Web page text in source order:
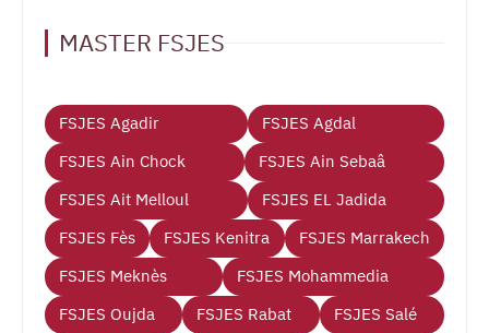
MASTER FSJES
FSJES Agadir
FSJES Agdal
FSJES Ain Chock
FSJES Ain Sebaâ
FSJES Ait Melloul
FSJES EL Jadida
FSJES Fès
FSJES Kenitra
FSJES Marrakech
FSJES Meknès
FSJES Mohammedia
FSJES Oujda
FSJES Rabat
FSJES Salé